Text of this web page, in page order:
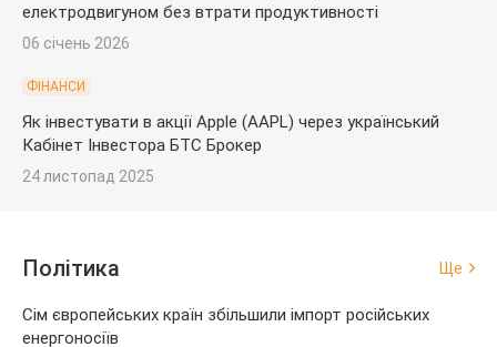
електродвигуном без втрати продуктивності
06 січень 2026
ФІНАНСИ
Як інвестувати в акції Apple (AAPL) через український
Кабінет Інвестора БТС Брокер
24 листопад 2025
Політика Ще
Сім європейських країн збільшили імпорт російських
енергоносіїв